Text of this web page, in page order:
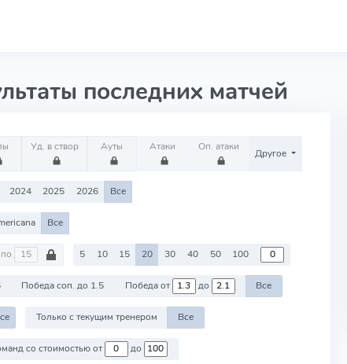
последних матчей
Уд. в створ Ауты Атаки Оп. атаки
Другое
2024 2025 2026 Все
Все
по 5 10 15 20 30 40 50 100
Победа соп. до 1.5 Победа от до Все
Только с текущим тренером Все
Против команд со стоимостью от до